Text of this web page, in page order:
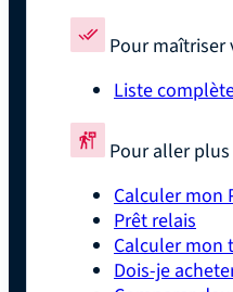
Pour maîtriser
Liste
Pour aller
Calculer mon
Prêt relais
Calculer mon
Dois-je